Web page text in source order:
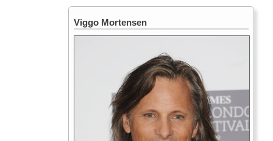
Viggo Mortensen